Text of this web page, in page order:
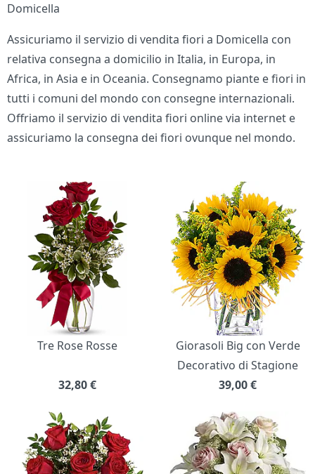
Domicella
Assicuriamo il servizio di vendita fiori a Domicella con
relativa consegna a domicilio in Italia, in Europa, in
Africa, in Asia e in Oceania. Consegnamo piante e fiori in
tutti i comuni del mondo con consegne internazionali.
Offriamo il servizio di vendita fiori online via internet e
assicuriamo la consegna dei fiori ovunque nel mondo.
Bouquet di fiori
Tre Rose Rosse
32,80€
Giorasoli Big con Verde
Decorativo di Stagione
39,00€